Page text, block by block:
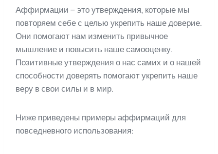
Аффирмации – это утверждения, которые мы
повторяем себе с целью укрепить наше доверие.
Они помогают нам изменить привычное
мышление и повысить наше самооценку.
Позитивные утверждения о нас самих и о нашей
способности доверять помогают укрепить наше
веру в свои силы и в мир.
Ниже приведены примеры аффирмаций для
повседневного использования: